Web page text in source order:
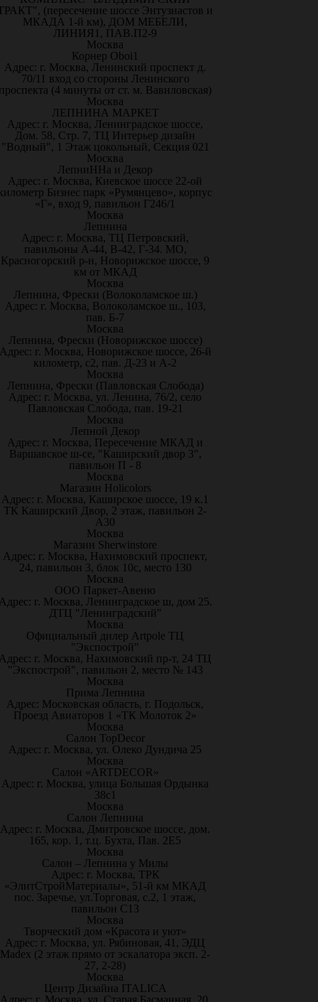
(пересечение шоссе Энтузиастов и
МКАДА 1-й км), ДОМ МЕБЕЛИ,
ЛИНИЯ1, ПАВ.П2-9
Москва
Корнер Oboi1
Адрес: г. Москва, Ленинский проспект д.
70/11 вход со стороны Ленинского
(4 минуты от ст. м. Вавиловская)
Москва
ЛЕПНИНА МАРКЕТ
Адрес: г. Москва, Ленинградское шоссе,
Дом. 58, Стр. 7, ТЦ Интерьер дизайн
"Водный", 1 Этаж цокольный, Секция 021
Москва
ЛепниННа и Декор
Адрес: г. Москва, Киевское шоссе 22-ой
Бизнес парк «Румянцево», корпус
«Г», вход 9, павильон Г246/1
Москва
Лепнина
Адрес: г. Москва, ТЦ Петровский,
павильоны А-44, В-42, Г-34. МО,
Красногорский р-н, Новорижское шоссе, 9
км от МКАД
Москва
Лепнина, Фрески (Волоколамское ш.)
Адрес: г. Москва, Волоколамское ш., 103,
пав. Б-7
Москва
Лепнина, Фрески (Новорижское шоссе)
г. Москва, Новорижское шоссе, 26-й
километр, с2, пав. Д-23 и А-2
Москва
Лепнина, Фрески (Павловская Слобода)
Адрес: г. Москва, ул. Ленина, 76/2, село
Павловская Слобода, пав. 19-21
Москва
Лепной Декор
Адрес: г. Москва, Пересечение МКАД и
Варшавское ш-се, "Каширский двор 3",
павильон П - 8
Москва
Магазин Holicolors
Адрес: г. Москва, Каширское шоссе, 19 к.1
ТК Каширский Двор, 2 этаж, павильон 2-
А30
Москва
Магазин Sherwinstore
Адрес: г. Москва, Нахимовский проспект,
24, павильон 3, блок 10с, место 130
Москва
ООО Паркет-Авeню
г. Москва, Ленинградское ш, дом 25.
ДТЦ "Ленинградский"
Москва
Официальный дилер Artpole ТЦ
"Экспострой"
г. Москва, Нахимовский пр-т, 24 ТЦ
"Экспострой", павильон 2, место № 143
Москва
Прима Лепнина
Адрес: Московская область, г. Подольск,
Проезд Авиаторов 1 «ТК Молоток 2»
Москва
Салон TopDecor
Адрес: г. Москва, ул. Олеко Дундича 25
Москва
Салон «ARTDECOR»
Адрес: г. Москва, улица Большая Ордынка
38с1
Москва
Салон Лепнина
Адрес: г. Москва, Дмитровское шоссе, дом.
165, кор. 1, т.ц. Бухта, Пав. 2Е5
Москва
Салон – Лепнина у Милы
Адрес: г. Москва, ТРК
«ЭлитСтройМатериалы», 51-й км МКАД
пос. Заречье, ул.Торговая, с.2, 1 этаж,
павильон С13
Москва
Творческий дом «Красота и уют»
Адрес: г. Москва, ул. Рябиновая, 41, ЭДЦ
Madex (2 этаж прямо от эскалатора эксп. 2-
27, 2-28)
Москва
Центр Дизайна ITALICA
Адрес: г. Москва, ул. Старая Басманная, 20,